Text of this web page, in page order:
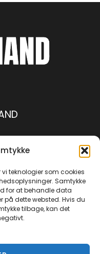
teknologier som cookies
Samtykke
for at behandle data
på dette websted. Hvis du
tilbage, kan det
TikTok